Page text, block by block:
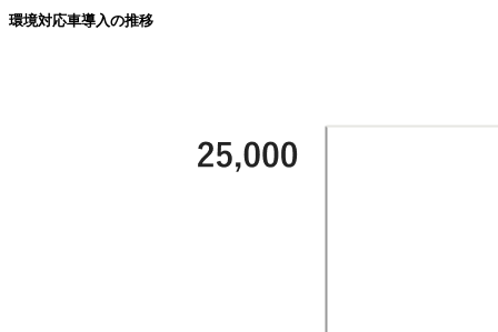
環境対応車導入の推移